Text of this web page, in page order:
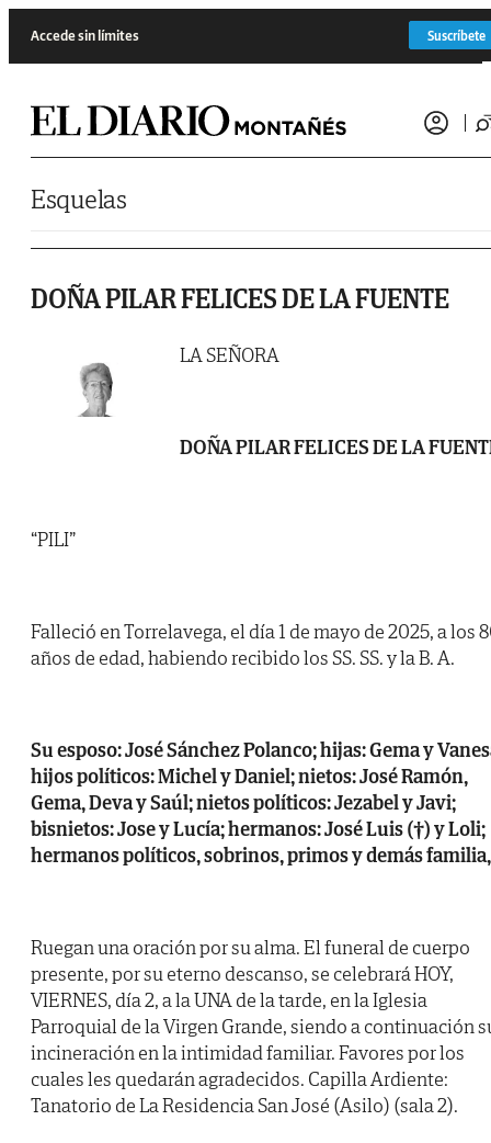
Accede sin límites Suscríbete
Esquelas
DOÑA PILAR FELICES DE LA FUENTE
LA SEÑORA
DOÑA PILAR FELICES DE LA
“PILI”
Falleció en Torrelavega, el día 1 de mayo de 2025, a los
años de edad, habiendo recibido los SS. SS. y la B. A.
Su esposo: José Sánchez Polanco; hijas: Gema y
hijos políticos: Michel y Daniel; nietos: José Ramón,
Gema, Deva y Saúl; nietos políticos: Jezabel y Javi;
bisnietos: Jose y Lucía; hermanos: José Luis (†) y Loli;
hermanos políticos, sobrinos, primos y demás familia,
Ruegan una oración por su alma. El funeral de cuerpo
presente, por su eterno descanso, se celebrará HOY,
VIERNES, día 2, a la UNA de la tarde, en la Iglesia
Parroquial de la Virgen Grande, siendo a continuación
incineración en la intimidad familiar. Favores por los
cuales les quedarán agradecidos. Capilla Ardiente:
Tanatorio de La Residencia San José (Asilo) (sala 2).